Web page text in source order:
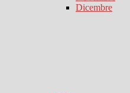
Dicembre